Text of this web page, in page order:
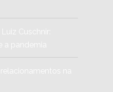
Cuschnir:
a pandemia
na